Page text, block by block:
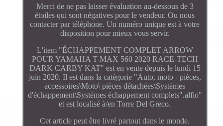
Merci de ne pas laisser évaluation au-dessous de 3
étoiles qui sont négatives pour le vendeur. Ou nous
contacter par téléphone. Un numéro unique est à votre
disposition pour mieux vous servir.
L'item "ÉCHAPPEMENT COMPLET ARROW
POUR YAMAHA T-MAX 560 2020 RACE-TECH
DARK CARBY KAT" est en vente depuis le lundi 15
juin 2020. Il est dans la catégorie "Auto, moto - pièces,
accessoires\Moto\ pièces détachées\Systèmes
d'échappement\Systèmes échappement complets".alfio"
et est localisé à/en Torre Del Greco.
Cet article peut être livré partout dans le monde.